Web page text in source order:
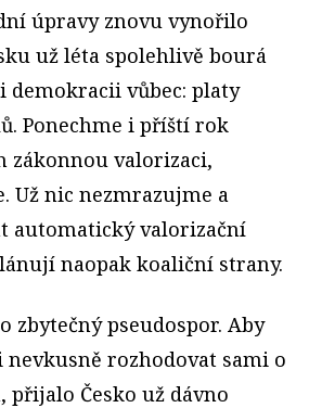
úpravy znovu vynořilo
už léta spolehlivě bourá
demokracii vůbec: platy
Ponechme i příští rok
zákonnou valorizaci,
Už nic nezmrazujme a
automatický valorizační
naopak koaliční strany.
zbytečný pseudospor. Aby
rozhodovat sami o
přijalo Česko už dávno